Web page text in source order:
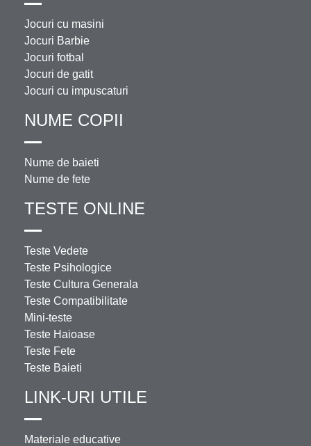
Jocuri cu masini
Jocuri Barbie
Jocuri fotbal
Jocuri de gatit
Jocuri cu impuscaturi
NUME COPII
Nume de baieti
Nume de fete
TESTE ONLINE
Teste Vedete
Teste Psihologice
Teste Cultura Generala
Teste Compatibilitate
Mini-teste
Teste Haioase
Teste Fete
Teste Baieti
LINK-URI UTILE
Materiale educative